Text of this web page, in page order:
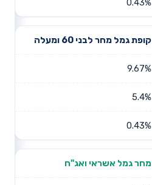
קופת גמל מחר לבני 60 ומעלה
9.67%
5.4%
0.43%
מחר גמל אשראי ואג"ח